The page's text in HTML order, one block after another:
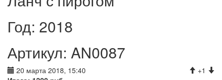
Год: 2018
Артикул: AN0087
20 марта 2018, 15:40
+1